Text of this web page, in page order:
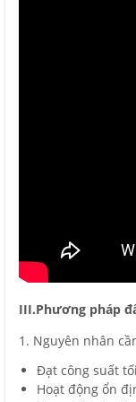
III.Phương pháp
1. Nguyên nhân
Đạt công suất
Hoạt động ổn